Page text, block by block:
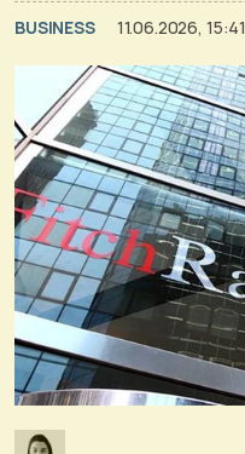
BUSINESS 11.06.2026, 15:41